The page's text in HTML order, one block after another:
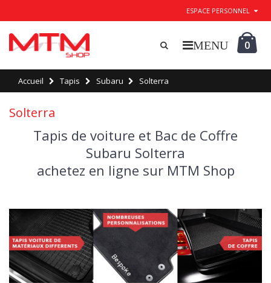
ESPACE PERSONNEL
0
Accueil Tapis Subaru Solterra
Solterra
Tapis de voiture et Bac de Coffre
Subaru Solterra
achetez en ligne sur MTM Shop